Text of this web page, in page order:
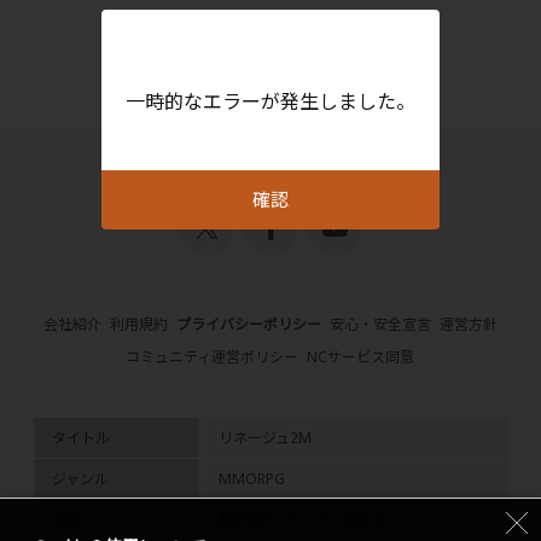
会社紹介 利用規約 プライバシーポリシー 安心・安全宣言 運営方針
コミュニティ運営ポリシー NCサービス同意
タイトル
リネージュ2M
ジャンル
MMORPG
一時的なエラーが発生しました。
確認